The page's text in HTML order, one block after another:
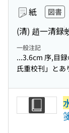
紙 図書
(清) 趙一清録
一般注記
...3.6cm 序,目
氏重校刊」とあ